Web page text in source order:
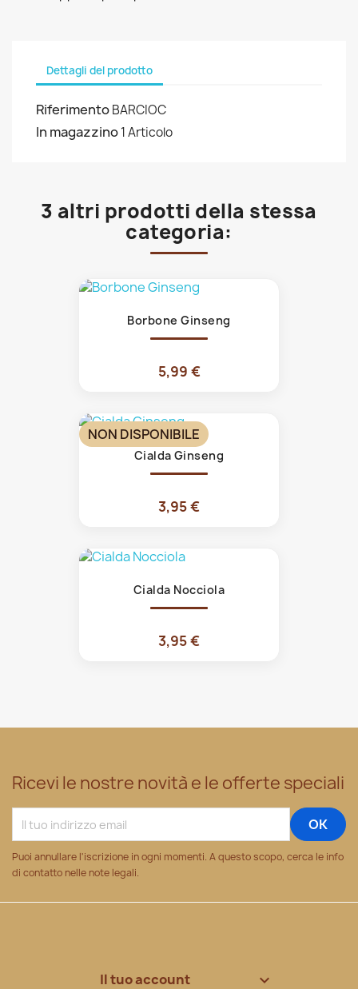
Dettagli del prodotto
RiferimentoBARCIOC
In magazzino1 Articolo
3 altri prodotti della stessa
categoria:
Borbone Ginseng
5,99 €
Cialda Ginseng
3,95 €
NON DISPONIBILE
Cialda Nocciola
3,95 €
Ricevi le nostre novità e le offerte speciali
Puoi annullare l'iscrizione in ogni momenti. A questo scopo, cerca le info
di contatto nelle note legali.
Il tuo account 